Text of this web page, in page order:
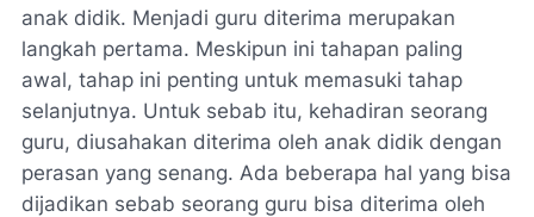
anak didik. Menjadi guru diterima merupakan
langkah pertama. Meskipun ini tahapan paling
awal, tahap ini penting untuk memasuki tahap
selanjutnya. Untuk sebab itu, kehadiran seorang
guru, diusahakan diterima oleh anak didik dengan
perasan yang senang. Ada beberapa hal yang bisa
dijadikan sebab seorang guru bisa diterima oleh